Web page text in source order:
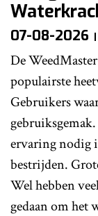
07-08-2026
De
populairste
Gebruikers
ervaring nodig
bestrijden.
Wel hebben
gedaan om het